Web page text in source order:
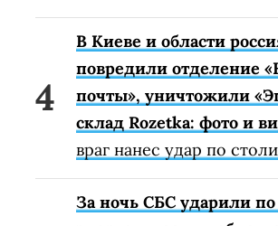
В Киеве и области
повредили отделение
почты», уничтожили
склад Rozetka: фото и
враг нанес удар по
За ночь СБС ударили по